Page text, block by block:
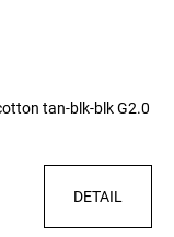
tan-blk-blk G2.0
DETAIL